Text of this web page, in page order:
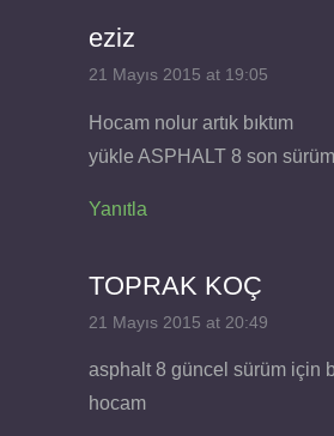
eziz
21 Mayıs 2015 at 19:05
Hocam nolur artık bıktım
yükle ASPHALT 8 son
Yanıtla
TOPRAK KOÇ
21 Mayıs 2015 at 20:49
asphalt 8 güncel sürüm için
hocam